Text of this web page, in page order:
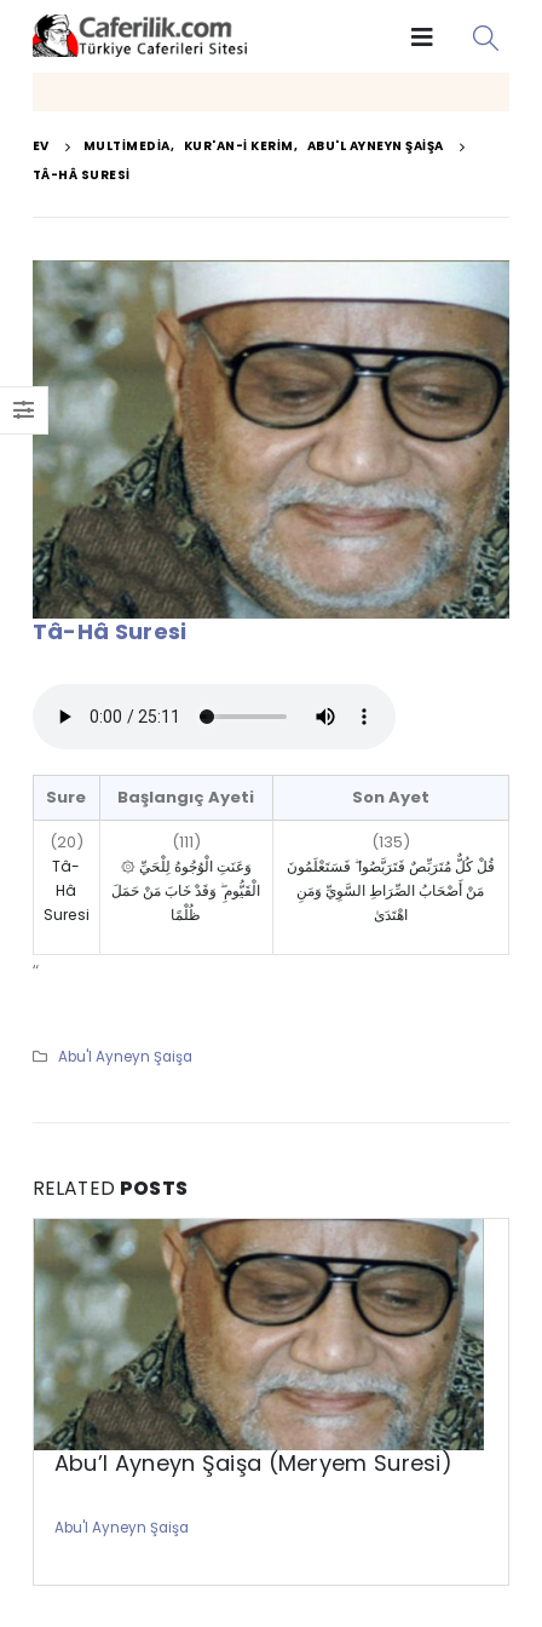
EV MULTIMEDIA, KUR'AN-I KERIM, ABU'L AYNEYN ŞAIŞA
TÂ-HÂ SURESI
Tâ-Hâ Suresi
Sure Başlangıç Ayeti
Son Ayet
(20)
Tâ-
Hâ
Suresi
(111)
۞ وَعَنَتِ الْوُجُوهُ لِلْحَيِّ
الْقَيُّومِ ۖ وَقَدْ خَابَ مَنْ حَمَلَ
ظُلْمًا
(135)
قُلْ كُلٌّ مُتَرَبِّصٌ فَتَرَبَّصُوا ۖ فَسَتَعْلَمُونَ
مَنْ أَصْحَابُ الصِّرَاطِ السَّوِيِّ وَمَنِ
اهْتَدَىٰ
“
Abu'l Ayneyn Şaişa
RELATED POSTS
Abu’l Ayneyn Şaişa (Meryem Suresi)
Abu'l Ayneyn Şaişa